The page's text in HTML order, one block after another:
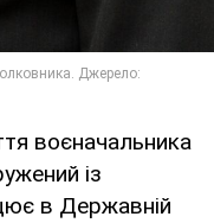
воєначальника
із
в Державній